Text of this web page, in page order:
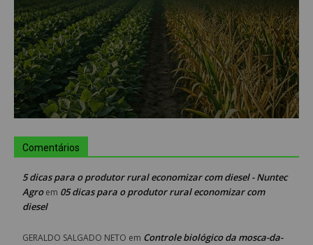
Comentários
5 dicas para o produtor rural economizar com diesel - Nuntec
Agroem 05 dicas para o produtor rural economizar com
diesel
GERALDO SALGADO NETO em Controle biológico da mosca-da-